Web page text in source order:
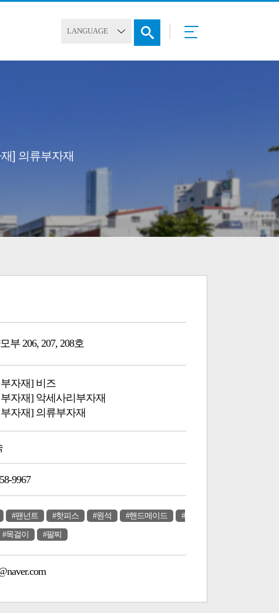
] 의류부자재
부 206, 207, 208호
자재] 비즈
자재] 악세사리부자재
자재] 의류부자재
9967
#팬넌트 #핫피스 #원석 #핸드메이드 #
#목걸이 #팔찌